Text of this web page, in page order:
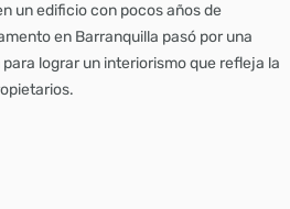
un edificio con pocos años de
en Barranquilla pasó por una
lograr un interiorismo que refleja la